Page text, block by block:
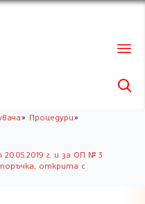

» Процедури»
г. и за ОП № 3
открита с